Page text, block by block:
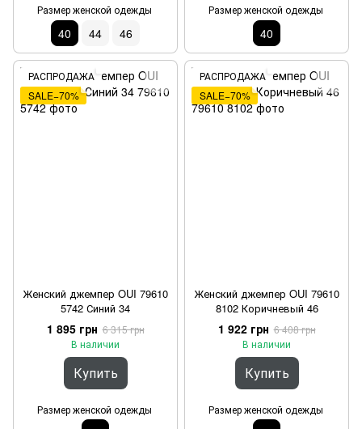
Размер женской одежды
40 44 46
Размер женской одежды
40
РАСПРОДАЖА
SALE−70%
Женский джемпер OUI 79610
5742 Синий 34
1 895 грн 6 315 грн
В наличии
Купить
Размер женской одежды
РАСПРОДАЖА
SALE−70%
Женский джемпер OUI 79610
8102 Коричневый 46
1 922 грн 6 408 грн
В наличии
Купить
Размер женской одежды